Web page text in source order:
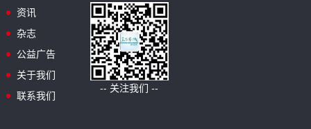
资讯
杂志
公益广告
关于我们
联系我们
-- 关注我们 --